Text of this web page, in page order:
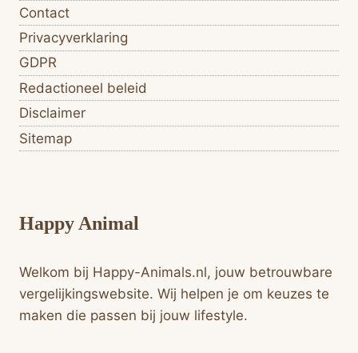
Contact
Privacyverklaring
GDPR
Redactioneel beleid
Disclaimer
Sitemap
Happy Animal
Welkom bij Happy-Animals.nl, jouw betrouwbare
vergelijkings­website. Wij helpen je om keuzes te
maken die passen bij jouw lifestyle.